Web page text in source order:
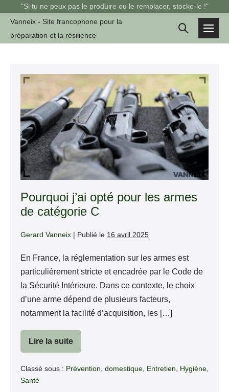
Sauter
contenu
"Si tu ne peux pas le produire ou le remplacer, stocke-le !"
Vanneix - Site francophone pour la
préparation et la résilience
Basculer
la
Pourquoi
opté
pour
les
armes
de
catégorie
C
Pourquoi j’ai opté pour les armes
de catégorie C
Gerard Vanneix | Publié le 16 avril 2025
En France, la réglementation sur les armes est
particulièrement stricte et encadrée par le Code de
la Sécurité Intérieure. Dans ce contexte, le choix
d’une arme dépend de plusieurs facteurs,
notamment la facilité d’acquisition, les […]
Lire la suite
Pourquoi
j’ai
pour
Classé sous : Prévention domestique Entretien Hygiène
Santé